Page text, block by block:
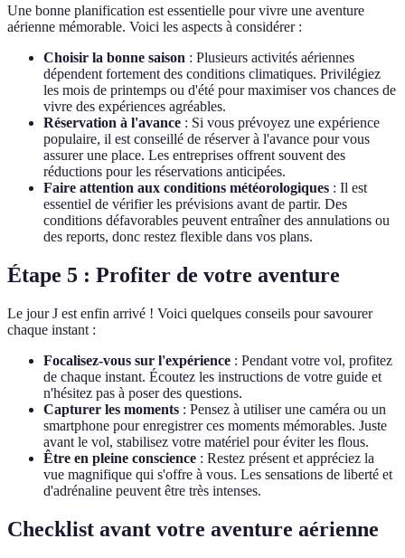
Une bonne planification est essentielle pour vivre une aventure
aérienne mémorable. Voici les aspects à considérer :
Choisir la bonne saison : Plusieurs activités aériennes
dépendent fortement des conditions climatiques. Privilégiez
les mois de printemps ou d'été pour maximiser vos chances de
vivre des expériences agréables.
Réservation à l'avance : Si vous prévoyez une expérience
populaire, il est conseillé de réserver à l'avance pour vous
assurer une place. Les entreprises offrent souvent des
réductions pour les réservations anticipées.
Faire attention aux conditions météorologiques : Il est
essentiel de vérifier les prévisions avant de partir. Des
conditions défavorables peuvent entraîner des annulations ou
des reports, donc restez flexible dans vos plans.
Étape 5 : Profiter de votre aventure
Le jour J est enfin arrivé ! Voici quelques conseils pour savourer
chaque instant :
Focalisez-vous sur l'expérience : Pendant votre vol, profitez
de chaque instant. Écoutez les instructions de votre guide et
n'hésitez pas à poser des questions.
Capturer les moments : Pensez à utiliser une caméra ou un
smartphone pour enregistrer ces moments mémorables. Juste
avant le vol, stabilisez votre matériel pour éviter les flous.
Être en pleine conscience : Restez présent et appréciez la
vue magnifique qui s'offre à vous. Les sensations de liberté et
d'adrénaline peuvent être très intenses.
Checklist avant votre aventure aérienne